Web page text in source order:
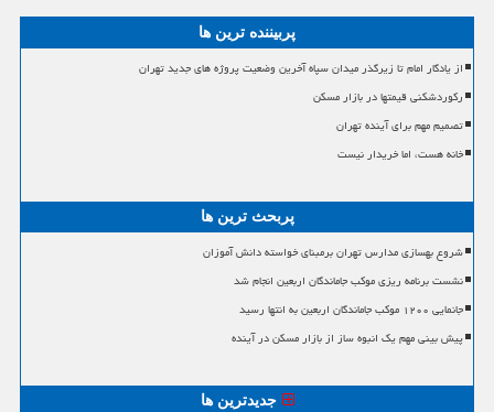
پربیننده ترین ها
از یادگار امام تا زیرگذر میدان سپاه آخرین وضعیت پروژه های جدید تهران
رکوردشکنی قیمتها در بازار مسکن
تصمیم مهم برای آینده تهران
خانه هست، اما خریدار نیست
پربحث ترین ها
شروع بهسازی مدارس تهران برمبنای خواسته دانش آموزان
نشست برنامه ریزی موکب جاماندگان اربعین انجام شد
جانمایی ۱۲۰۰ موکب جاماندگان اربعین به انتها رسید
پیش بینی مهم یک انبوه ساز از بازار مسکن در آینده
جدیدترین ها